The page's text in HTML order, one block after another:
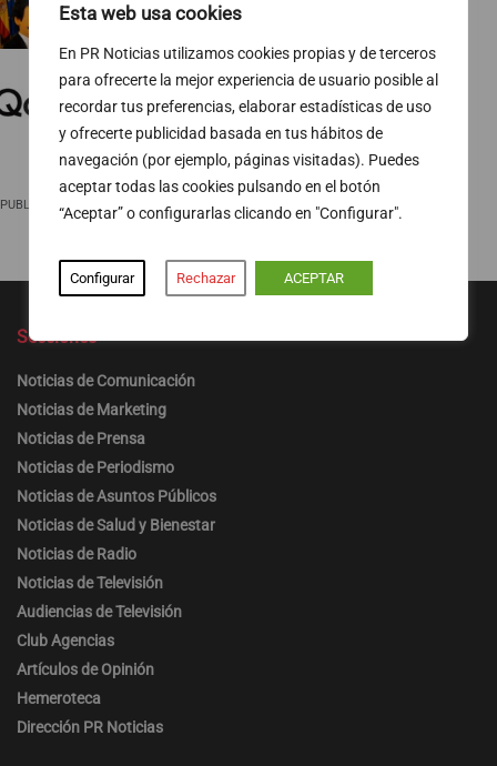
Esta web usa cookies
En PR Noticias utilizamos cookies propias y de terceros
para ofrecerte la mejor experiencia de usuario posible al
recordar tus preferencias, elaborar estadísticas de uso
y ofrecerte publicidad basada en tus hábitos de
navegación (por ejemplo, páginas visitadas). Puedes
aceptar todas las cookies pulsando en el botón
“Aceptar” o configurarlas clicando en "Configurar".
Configurar Rechazar ACEPTAR
07/08/2026
El 74 % de las pymes europeas gestiona sus
finanzas fuera del horario laboral
07/08/2026
PUBLICIDAD
Secciones
Noticias de Comunicación
Noticias de Marketing
Noticias de Prensa
Noticias de Periodismo
Noticias de Asuntos Públicos
Noticias de Salud y Bienestar
Noticias de Radio
Noticias de Televisión
Audiencias de Televisión
Club Agencias
Artículos de Opinión
Hemeroteca
Dirección PR Noticias